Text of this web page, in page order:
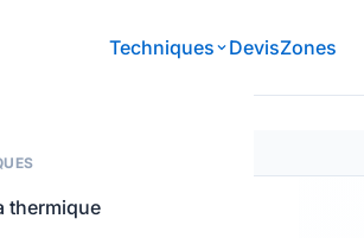
Techniques DevisZones
thermique
— intervention prioritaire